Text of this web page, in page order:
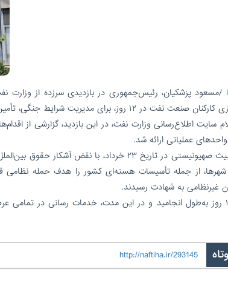
/مسعود پزشکیان، رئیس‌جمهوری در بازدیدی سرزده از وزارت
۱۲ روز، برای مدیریت شرایط جنگی، تأمین پایدار انرژی و حفظ آرامش در کشور قدردانی کرد.
سایت اطلاع‌رسانی وزارت نفت، در این بازدید، گزارشی از
عملیاتی ارائه شد.
رژیم خبیث صهیونیستی در تاریخ ۲۳ خرداد، با
شهرها، از جمله تأسیسات هسته‌ای کشور را هدف حمله نظامی
غیرنظامی به شهادت رسیدند.
جنگ ۱۲ روز به‌طول انجامید و در این مدت، خدمات رسانی در
http://naftiha.ir/293145